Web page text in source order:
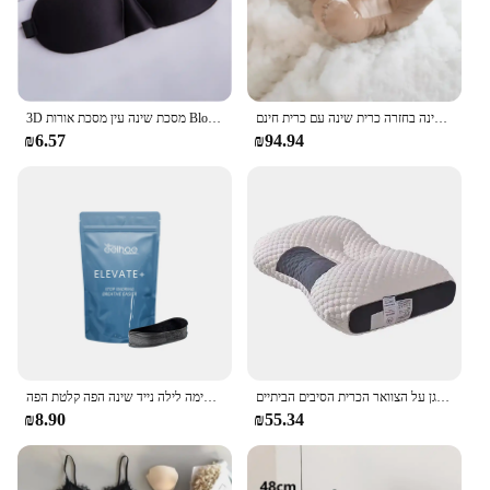
₪6.57
אנטי קמטים-אייג 'ינג כרית יופי כרית הפנים עבור יופי שינה בחזרה כרית שינה עם כרית חינם
₪94.94
₪8.90
צוואר אורטופדי צוואר אורטופדי לעזור לישון ולהגן על הצוואר הכרית הסיבים הביתיים
₪55.34